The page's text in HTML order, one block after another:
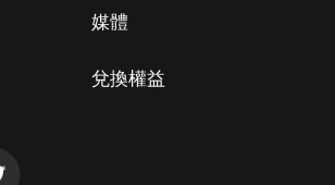
媒體
兌換權益